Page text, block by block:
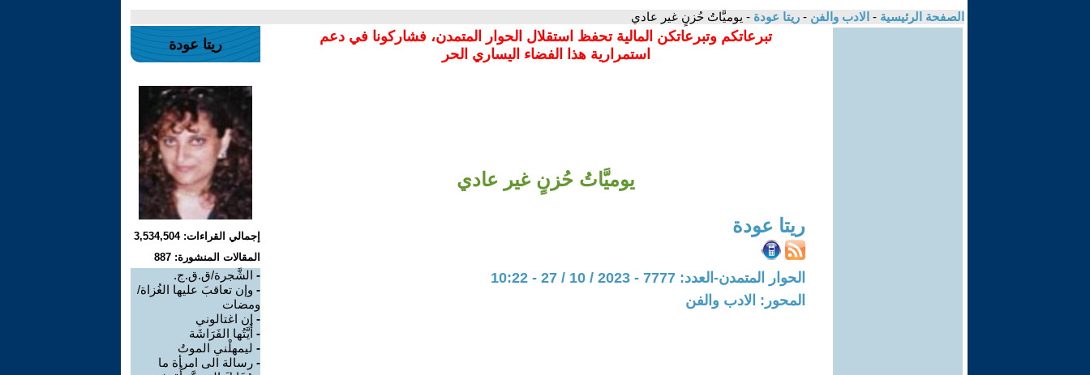
الصفحة الرئيسية - الادب والفن - ريتا عودة - يوميَّاتُ حُزنٍ غير عادي
تبرعاتكم وتبرعاتكن المالية تحفظ استقلال الحوار المتمدن، فشاركونا في دعم
استمرارية هذا الفضاء اليساري الحر
يوميَّاتُ حُزنٍ غير عادي
ريتا عودة
الحوار المتمدن-العدد: 7777 - 2023 / 10 / 27 - 10:22
المحور: الادب والفن
ريتا عودة
إجمالي القراءات: 3,534,504
المقالات المنشورة: 887
- الشَّجرة/ق.ق.ج.
- وإن تعاقبَ عليها الغُزاة/
ومضات
- إن اغتالوني
- أَيَّتُها الفَرَاشَة
- ليمهلْني الموتُ
- رسالة الى امرأة ما